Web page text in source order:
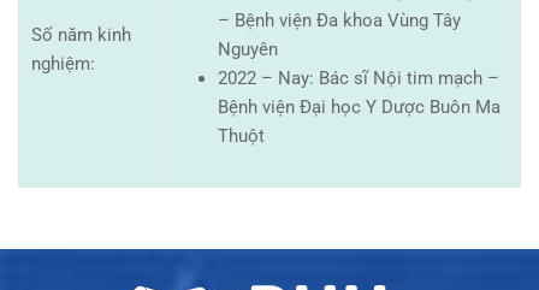
Số năm kinh
nghiệm:
– Bệnh viện Đa khoa Vùng Tây
Nguyên
2022 – Nay: Bác sĩ Nội tim mạch –
Bệnh viện Đại học Y Dược Buôn Ma
Thuột